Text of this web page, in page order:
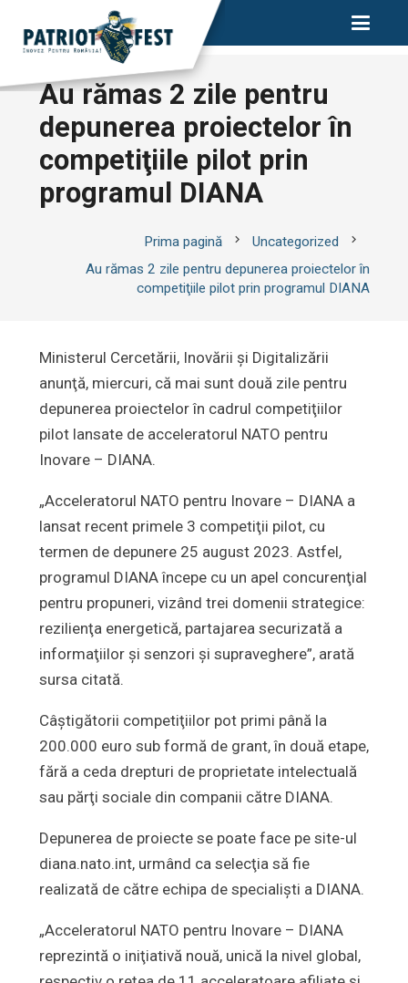
Au rămas 2 zile pentru
depunerea proiectelor în
competiţiile pilot prin
programul DIANA
Prima pagină chevron_right Uncategorized chevron_right
Au rămas 2 zile pentru depunerea proiectelor în
competiţiile pilot prin programul DIANA
Ministerul Cercetării, Inovării şi Digitalizării
anunţă, miercuri, că mai sunt două zile pentru
depunerea proiectelor în cadrul competiţiilor
pilot lansate de acceleratorul NATO pentru
Inovare – DIANA.
„Acceleratorul NATO pentru Inovare – DIANA a
lansat recent primele 3 competiţii pilot, cu
termen de depunere 25 august 2023. Astfel,
programul DIANA începe cu un apel concurenţial
pentru propuneri, vizând trei domenii strategice:
rezilienţa energetică, partajarea securizată a
informaţiilor şi senzori şi supraveghere”, arată
sursa citată.
Câştigătorii competiţiilor pot primi până la
200.000 euro sub formă de grant, în două etape,
fără a ceda drepturi de proprietate intelectuală
sau părţi sociale din companii către DIANA.
Depunerea de proiecte se poate face pe site-ul
diana.nato.int, urmând ca selecţia să fie
realizată de către echipa de specialişti a DIANA.
„Acceleratorul NATO pentru Inovare – DIANA
reprezintă o iniţiativă nouă, unică la nivel global,